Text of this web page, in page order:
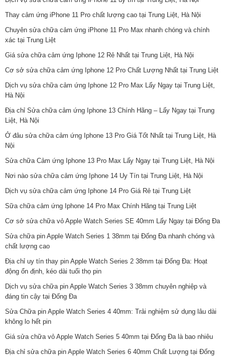
Thay cảm ứng iPhone 11 Pro chất lượng cao tại Trung Liệt, Hà Nội
Chuyên sửa chữa cảm ứng iPhone 11 Pro Max nhanh chóng và chính
xác tại Trung Liệt
Giá sửa chữa cảm ứng Iphone 12 Rẻ Nhất tại Trung Liệt, Hà Nội
Cơ sở sửa chữa cảm ứng Iphone 12 Pro Chất Lượng Nhất tại Trung Liệt
Dịch vụ sửa chữa cảm ứng Iphone 12 Pro Max Lấy Ngay tại Trung Liệt,
Hà Nội
Địa chỉ Sửa chữa cảm ứng Iphone 13 Chính Hãng – Lấy Ngay tại Trung
Liệt, Hà Nội
Ở đâu sửa chữa cảm ứng Iphone 13 Pro Giá Tốt Nhất tại Trung Liệt, Hà
Nội
Sửa chữa Cảm ứng Iphone 13 Pro Max Lấy Ngay tại Trung Liệt, Hà Nội
Nơi nào sửa chữa cảm ứng Iphone 14 Uy Tín tại Trung Liệt, Hà Nội
Dịch vụ sửa chữa cảm ứng Iphone 14 Pro Giá Rẻ tại Trung Liệt
Sữa chữa cảm ứng Iphone 14 Pro Max Chính Hãng tại Trung Liệt
Cơ sở sửa chữa vỏ Apple Watch Series SE 40mm Lấy Ngay tại Đống Đa
Sửa chữa pin Apple Watch Series 1 38mm tại Đống Đa nhanh chóng và
chất lượng cao
Địa chỉ uy tín thay pin Apple Watch Series 2 38mm tại Đống Đa: Hoạt
động ổn định, kéo dài tuổi thọ pin
Dịch vụ sửa chữa pin Apple Watch Series 3 38mm chuyên nghiệp và
đáng tin cậy tại Đống Đa
Sửa Chữa pin Apple Watch Series 4 40mm: Trải nghiệm sử dụng lâu dài
không lo hết pin
Giá sửa chữa vỏ Apple Watch Series 5 40mm tại Đống Đa là bao nhiêu
Địa chỉ sửa chữa pin Apple Watch Series 6 40mm Chất Lượng tại Đống